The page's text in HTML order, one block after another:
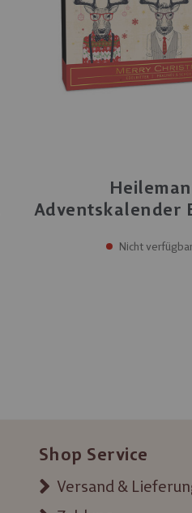
Adventskalender
Nicht verfügbar
Shop Service
Versand &